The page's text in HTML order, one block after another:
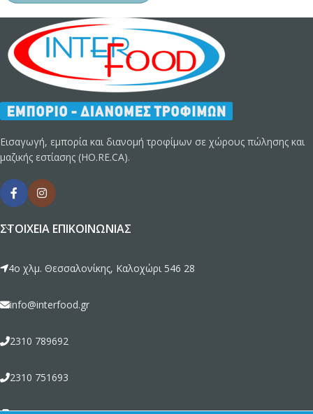
Εισαγωγή, εμπορία και διανομή τροφίμων σε χώρους πώλησης και
μαζικής εστίασης (HO.RE.CA).
ΣΤΟΙΧΕΊΑ ΕΠΙΚΟΙΝΩΝΊΑΣ
4ο χλμ. Θεσσαλονίκης, Καλοχώρι 546 28
info@interfood.gr
2310 789692
2310 751693